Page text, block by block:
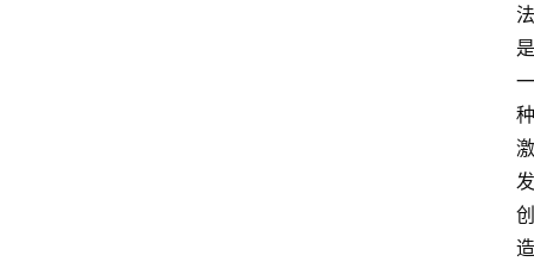
法
是
一
种
激
发
创
造